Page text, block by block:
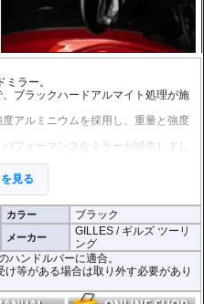
ラー。
ブラックハードアルマイト処理が施
アルミニウムを採用し、重量と強度
フォーマンスなミラーが誕生しまし
など安全へ関わる要素へも細心の注
付け方法をラインナップ。
索で適合品番をご確認いただけま
見る
カラー ブラック
メーカー
GILLES / ギルズ ツーリ
ング
ンドルバーに適合。
等がある場合は取り外す必要があり